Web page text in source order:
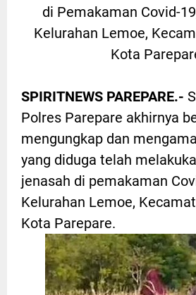
di Pemakaman Covid-
Kelurahan Lemoe,
Kota
SPIRITNEWS PAREPARE.-
Polres Parepare akhirnya
mengungkap dan
yang diduga telah
jenasah di pemakaman
Kelurahan Lemoe,
Kota Parepare.